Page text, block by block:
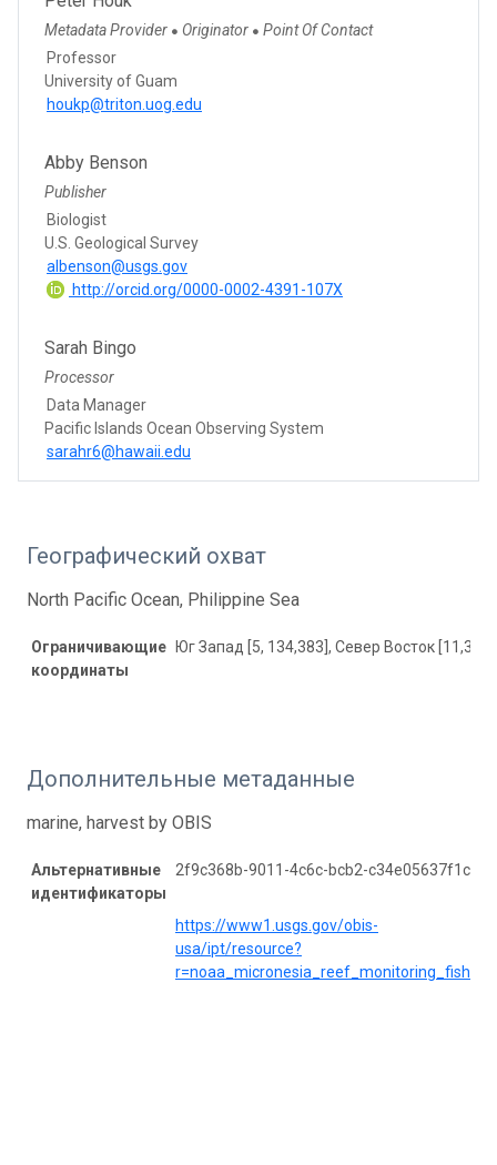
Metadata Provider ● Originator ● Point Of Contact
Professor
University of Guam
houkp@triton.uog.edu
Abby Benson
Publisher
Biologist
U.S. Geological Survey
albenson@usgs.gov
http://orcid.org/0000-0002-4391-107X
Sarah Bingo
Processor
Data Manager
Pacific Islands Ocean Observing System
sarahr6@hawaii.edu
Географический охват
North Pacific Ocean, Philippine Sea
Ограничивающие
координаты
Юг Запад [5, 134,383], Север Восток
Дополнительные метаданные
marine, harvest by OBIS
Альтернативные
идентификаторы
2f9c368b-9011-4c6c-bcb2-c34e05637f1c
https://www1.usgs.gov/obis-
usa/ipt/resource?
r=noaa_micronesia_reef_monitoring_fish